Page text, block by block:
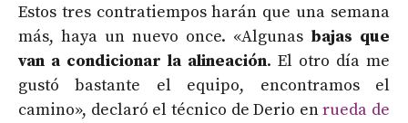
Estos tres contratiempos harán que una semana
más, haya un nuevo once. «Algunas bajas que
van a condicionar la alineación. El otro día me
gustó bastante el equipo, encontramos el
camino», declaró el técnico de Derio enrueda de